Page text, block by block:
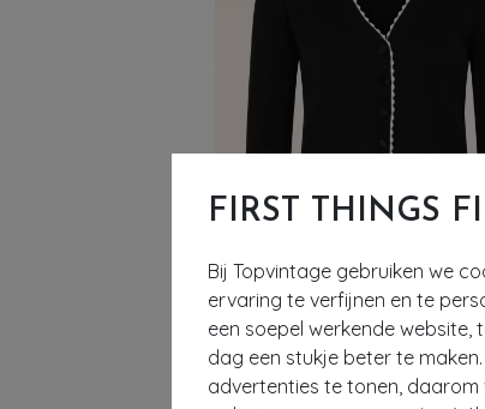
FIRST THINGS
Bij Topvintage gebruiken we
ervaring te verfijnen en te
een soepel werkende website,
dag een stukje beter te
advertenties te tonen, daarom